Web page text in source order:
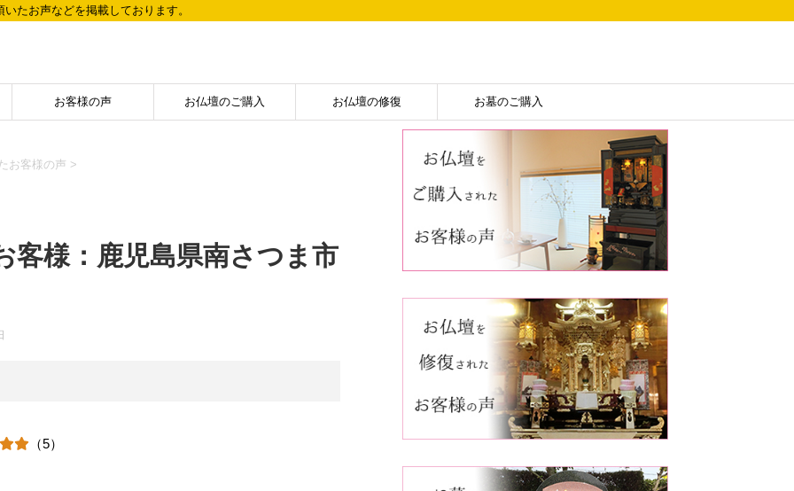
たお声などを掲載しております。
お客様の声 お仏壇のご購入 お仏壇の修復 お墓のご購入
お客様の声 >
客様：鹿児島県南さつま市
（5）